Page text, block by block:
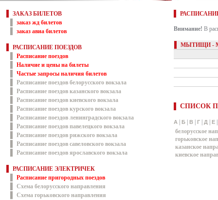
ЗАКАЗ БИЛЕТОВ
заказ жд билетов
заказ авиа билетов
РАСПИСАНИЕ ПОЕЗДОВ
Расписание поездов
Наличие и цены на билеты
Частые запросы наличия билетов
Расписание поездов белорусского вокзала
Расписание поездов казанского вокзала
Расписание поездов киевского вокзала
Расписание поездов курского вокзала
Расписание поездов ленинградского вокзала
Расписание поездов павелецкого вокзала
Расписание поездов рижского вокзала
Расписание поездов савеловского вокзала
Расписание поездов ярославского вокзала
РАСПИСАНИЕ ЭЛЕКТРИЧЕК
Расписание пригородных поездов
Схема белорусского направления
Схема горьковского направления
Внимание! В
МЫТИЩИ -
СПИСОК
А Б В Г Д Е
белорусское
горьковское
казанское
киевское